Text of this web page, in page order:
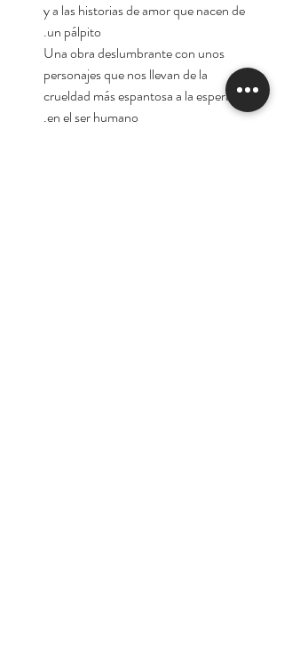
y a las historias de amor que nacen de
un pálpito.
Una obra deslumbrante con unos
personajes que nos llevan de la
crueldad más espantosa a la esperanza
en el ser humano.